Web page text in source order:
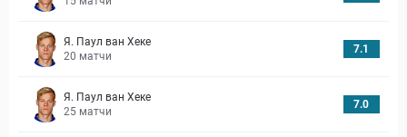
Я. Паул ван Хеке
20 матчи
7.1
Я. Паул ван Хеке
25 матчи
7.0